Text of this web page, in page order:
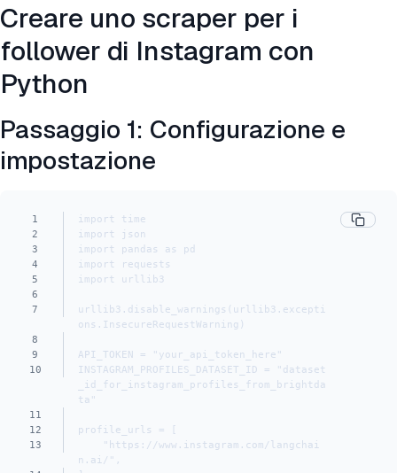
Creare uno scraper per i
follower di Instagram con
Python
Passaggio 1: Configurazione e
impostazione
1
import time
2
import json
3
import pandas as pd
4
import requests
5
import urllib3
6
7
urllib3.disable_warnings(urllib3.excepti
ons.InsecureRequestWarning)
8
9
API_TOKEN = "your_api_token_here"
10
INSTAGRAM_PROFILES_DATASET_ID = "dataset
_id_for_instagram_profiles_from_brightda
ta"
11
12
profile_urls = [
13
n.ai/",